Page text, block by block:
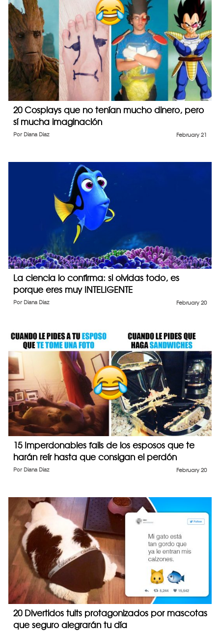
20 Cosplays que no tenían mucho dinero, pero
sí mucha imaginación
February 21
Por Diana Diaz
La ciencia lo confirma: si olvidas todo, es
porque eres muy INTELIGENTE
February 20
Por Diana Diaz
15 Imperdonables fails de los esposos que te
harán reír hasta que consigan el perdón
February 20
Por Diana Diaz
20 Divertidos tuits protagonizados por mascotas
que seguro alegrarán tu día